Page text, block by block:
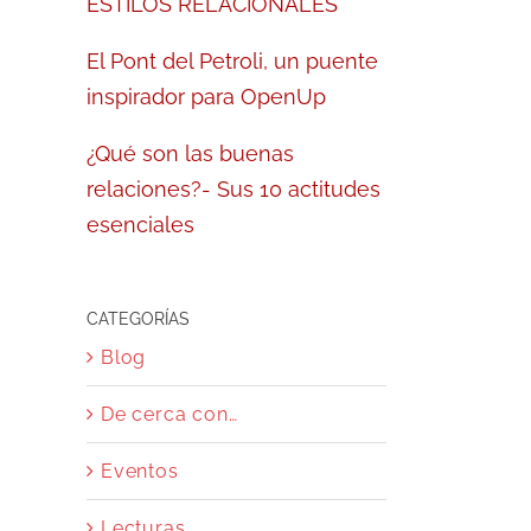
El Pont del Petroli, un puente
inspirador para OpenUp
¿Qué son las buenas
relaciones?- Sus 10 actitudes
esenciales
CATEGORÍAS
Blog
De cerca con…
Eventos